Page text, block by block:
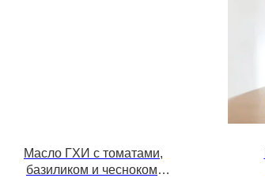
Масло ГХИ с томатами,
базиликом и чесноком,